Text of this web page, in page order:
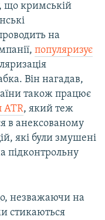
що кримській
на
популяризує
Він нагадав,
також працює
ATR, який теж
в анексованому
які були змушені
підконтрольну
незважаючи на
стикаються